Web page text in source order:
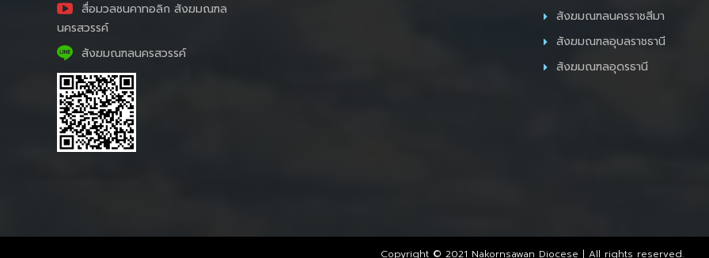
สื่อมวลชนคาทอลิก สังฆมณฑล
นครสวรรค์
สังฆมณฑลนครสวรรค์
สังฆมณฑลนครราชสีมา
สังฆมณฑลอุบลราชธานี
สังฆมณฑลอุดรธานี
Copyright © 2021 Nakornsawan Diocese | All rights reserved.